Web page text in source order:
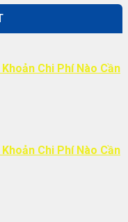
Chi Phí Nào Cần
Chi Phí Nào Cần